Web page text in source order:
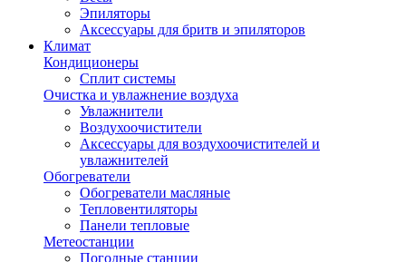
Эпиляторы
Аксессуары для бритв и эпиляторов
Климат
Кондиционеры
Сплит системы
Очистка и увлажнение воздуха
Увлажнители
Воздухоочистители
Аксессуары для воздухоочистителей и
увлажнителей
Обогреватели
Обогреватели масляные
Тепловентиляторы
Панели тепловые
Метеостанции
Погодные станции